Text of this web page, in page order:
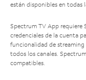
están disponibles en todas
Spectrum TV App requiere
credenciales de la cuenta
funcionalidad de
todos los canales.
compatibles.